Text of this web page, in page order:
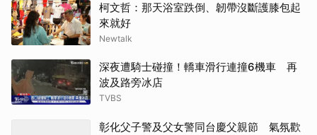
柯文哲：那天浴室跌倒、韌帶沒斷護膝包起
來就好
Newtalk
深夜遭騎士碰撞！轎車滑行連撞6機車 再
波及路旁冰店
TVBS
彰化父子警及父女警同台慶父親節 氣氛歡